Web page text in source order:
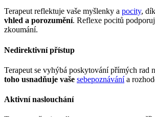
Terapeut reflektuje vaše myšlenky a pocity,
vhled a porozumění. Reflexe pocitů
zkoumání.
Nedirektivní přístup
Terapeut se vyhýbá poskytování přímých rad
toho usnadňuje vaše sebepoznávánía
Aktivní naslouchání